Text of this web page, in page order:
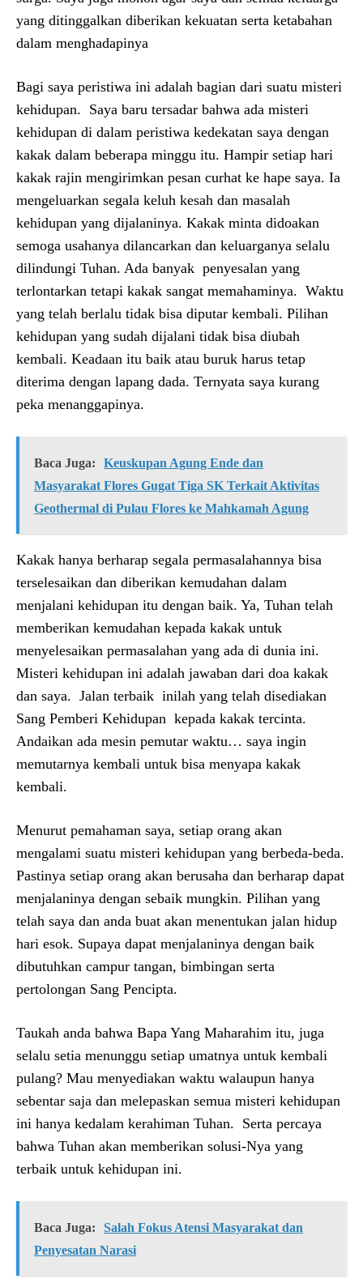
yang ditinggalkan diberikan kekuatan serta ketabahan
dalam menghadapinya
Bagi saya peristiwa ini adalah bagian dari suatu misteri
kehidupan. Saya baru tersadar bahwa ada misteri
kehidupan di dalam peristiwa kedekatan saya dengan
kakak dalam beberapa minggu itu. Hampir setiap hari
kakak rajin mengirimkan pesan curhat ke hape saya. Ia
mengeluarkan segala keluh kesah dan masalah
kehidupan yang dijalaninya. Kakak minta didoakan
semoga usahanya dilancarkan dan keluarganya selalu
dilindungi Tuhan. Ada banyak penyesalan yang
terlontarkan tetapi kakak sangat memahaminya. Waktu
yang telah berlalu tidak bisa diputar kembali. Pilihan
kehidupan yang sudah dijalani tidak bisa diubah
kembali. Keadaan itu baik atau buruk harus tetap
diterima dengan lapang dada. Ternyata saya kurang
peka menanggapinya.
Baca Juga:
Keuskupan Agung Ende dan
Masyarakat Flores Gugat Tiga SK Terkait Aktivitas
Geothermal di Pulau Flores ke Mahkamah Agung
Kakak hanya berharap segala permasalahannya bisa
terselesaikan dan diberikan kemudahan dalam
menjalani kehidupan itu dengan baik. Ya, Tuhan telah
memberikan kemudahan kepada kakak untuk
menyelesaikan permasalahan yang ada di dunia ini.
Misteri kehidupan ini adalah jawaban dari doa kakak
dan saya. Jalan terbaik inilah yang telah disediakan
Sang Pemberi Kehidupan kepada kakak tercinta.
Andaikan ada mesin pemutar waktu… saya ingin
memutarnya kembali untuk bisa menyapa kakak
kembali.
Menurut pemahaman saya, setiap orang akan
mengalami suatu misteri kehidupan yang berbeda-beda.
Pastinya setiap orang akan berusaha dan berharap dapat
menjalaninya dengan sebaik mungkin. Pilihan yang
telah saya dan anda buat akan menentukan jalan hidup
hari esok. Supaya dapat menjalaninya dengan baik
dibutuhkan campur tangan, bimbingan serta
pertolongan Sang Pencipta.
Taukah anda bahwa Bapa Yang Maharahim itu, juga
selalu setia menunggu setiap umatnya untuk kembali
pulang? Mau menyediakan waktu walaupun hanya
sebentar saja dan melepaskan semua misteri kehidupan
ini hanya kedalam kerahiman Tuhan. Serta percaya
bahwa Tuhan akan memberikan solusi-Nya yang
terbaik untuk kehidupan ini.
Baca Juga:
Salah Fokus Atensi Masyarakat dan
Penyesatan Narasi